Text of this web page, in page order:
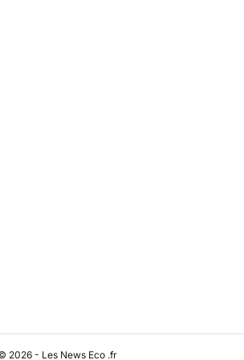
2026 - Les News Eco .fr